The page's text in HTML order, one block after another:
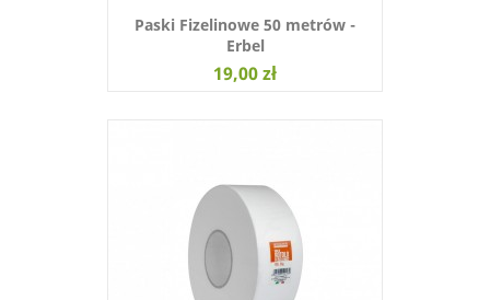
Paski Fizelinowe 50 metrów -
Erbel
19,00 zł